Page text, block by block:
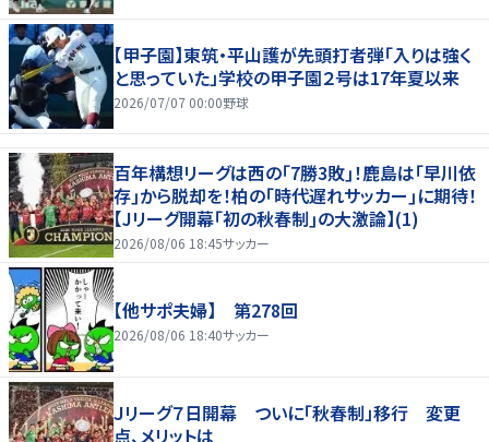
【甲子園】東筑・平山護が先頭打者弾「入りは強く
と思っていた」学校の甲子園２号は17年夏以来
2026/07/07 00:00野球
百年構想リーグは西の｢7勝3敗｣！鹿島は｢早川依
存｣から脱却を！柏の｢時代遅れサッカー｣に期待！
【Jリーグ開幕｢初の秋春制｣の大激論】(1)
2026/08/06 18:45サッカー
【他サポ夫婦】 第278回
2026/08/06 18:40サッカー
Ｊリーグ７日開幕 ついに「秋春制」移行 変更
点、メリットは